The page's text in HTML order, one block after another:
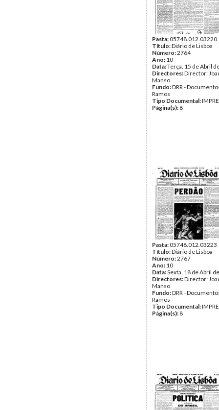
Pasta:05748.012.03220
Título:Diário de Lisboa
Número:2764
Ano: 10
Data:Terça, 15 de Abril
Directores:Director:
Manso
Fundo:DRR -
Ramos
Tipo Documental:
Página(s): 8
Pasta:05748.012.03223
Título:Diário de Lisboa
Número:2767
Ano: 10
Data:Sexta, 18 de Abril
Directores:Director:
Manso
Fundo:DRR -
Ramos
Tipo Documental:
Página(s): 8